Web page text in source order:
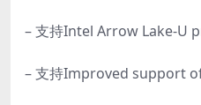
– 支持Intel Arrow Lake-U
– 支持Improved support